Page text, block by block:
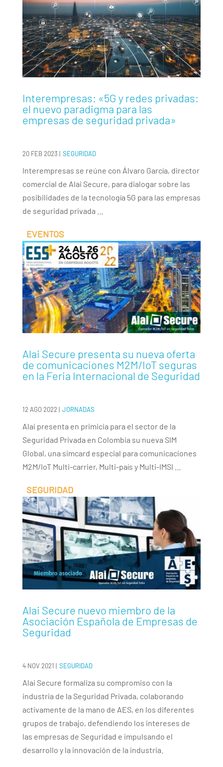
Interempresas: «5G y redes privadas:
el nuevo paradigma para las
empresas de seguridad privada»
20 FEB 2023 | SEGURIDAD
Interempresas se reúne con Álvaro García, director
comercial de Alai Secure, para dialogar sobre las
posibilidades de la tecnología 5G para las empresas
de seguridad privada …
Alai Secure presenta su nueva oferta
de comunicaciones M2M/IoT seguras
en la Feria Internacional de Seguridad
12 AGO 2022| JORNADAS
Alai presenta en primicia para el sector de la
Seguridad Privada en Colombia su nueva SIM
Global, una simcard especial para comunicaciones
M2M/IoT Multi-carrier, Multi-país y Multi-IMSI …
Alai Secure nuevo miembro de la
Asociación Española de Empresas de
Seguridad
4 NOV 2021 | SEGURIDAD
Alai Secure formaliza su compromiso con la
industria de la Seguridad Privada, colaborando
activamente de la mano de AES, en los diferentes
grupos de trabajo, defendiendo los intereses de
las empresas de Seguridad e impulsando el
desarrollo y la innovación de la industria.